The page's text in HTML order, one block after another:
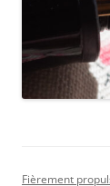
Fièrement